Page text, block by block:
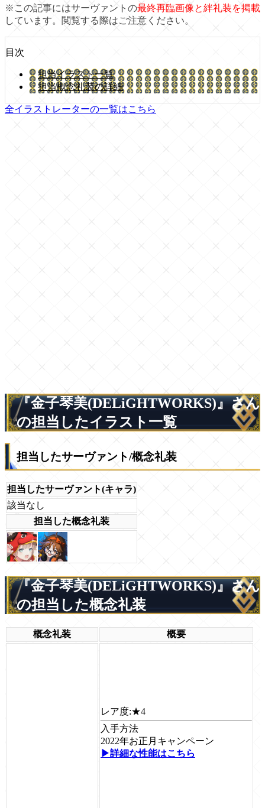
※この記事にはサーヴァントの最終再臨画像と絆礼装を掲載
しています。閲覧する際はご注意ください。
目次
担当イラスト一覧
担当概念礼装の詳細
全イラストレーターの一覧はこちら
『金子琴美(DELiGHTWORKS)』さん
の担当したイラスト一覧
担当したサーヴァント/概念礼装
担当したサーヴァント(キャラ)
該当なし
担当した概念礼装
『金子琴美(DELiGHTWORKS)』さん
の担当した概念礼装
概念礼装 概要
レア度:★4
入手方法
2022年お正月キャンペーン
▶詳細な性能はこちら